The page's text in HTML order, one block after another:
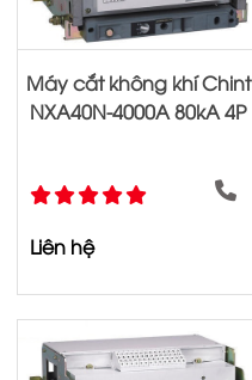
Máy cắt không khí Chint
NXA40N-4000A 80kA 4P
Liên hệ